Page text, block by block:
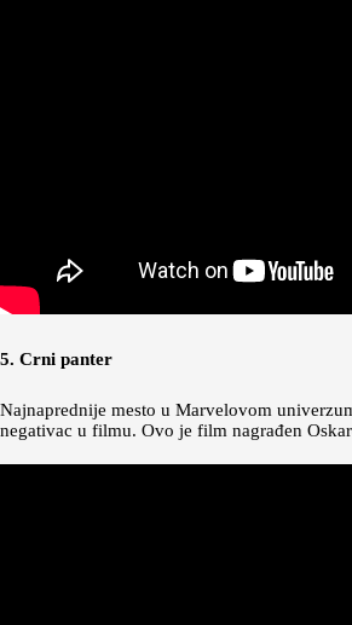
5. Crni panter
Najnaprednije mesto u Marvelovom
negativac u filmu. Ovo je film nagrađen